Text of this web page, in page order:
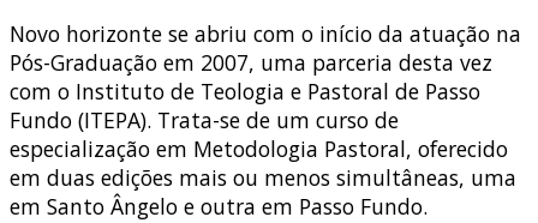
Novo horizonte se abriu com o início da atuação na
Pós-Graduação em 2007, uma parceria desta vez
com o Instituto de Teologia e Pastoral de Passo
Fundo (ITEPA). Trata-se de um curso de
especialização em Metodologia Pastoral, oferecido
em duas edições mais ou menos simultâneas, uma
em Santo Ângelo e outra em Passo Fundo.